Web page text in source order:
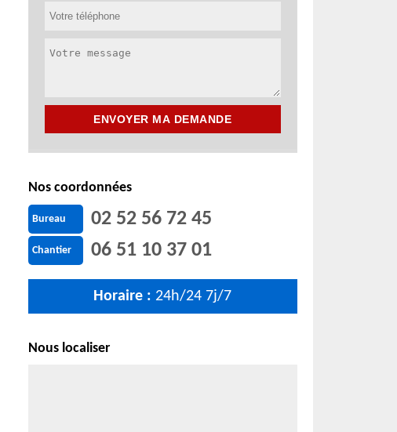
Nos coordonnées
Bureau 02 52 56 72 45
Chantier 06 51 10 37 01
Horaire : 24h/24 7j/7
Nous localiser